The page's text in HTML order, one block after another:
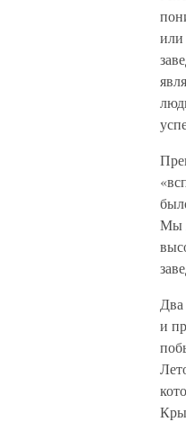
или
Мы
и